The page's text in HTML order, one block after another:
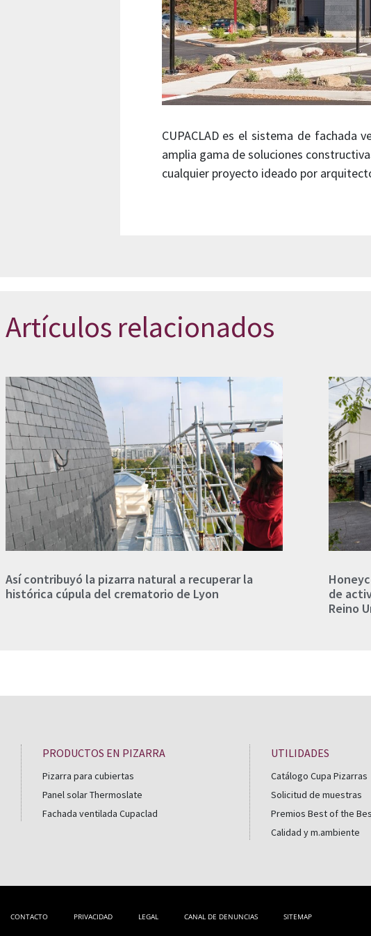
CUPACLAD es el sistema de fachada
amplia gama de soluciones
cualquier proyecto ideado por
Artículos relacionados
Así contribuyó la pizarra natural a recuperar la
histórica cúpula del crematorio de Lyon
de
Reino
PRODUCTOS EN PIZARRA
Pizarra para cubiertas
Panel solar Thermoslate
Fachada ventilada Cupaclad
UTILIDADES
Catálogo Cupa Pizarras
Solicitud de muestras
Premios Best of the
Calidad y m.ambiente
CONTACTO PRIVACIDAD LEGAL CANAL DE DENUNCIAS SITEMAP